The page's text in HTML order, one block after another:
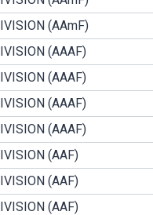
(AAmF)
(AAAF)
(AAAF)
(AAAF)
(AAAF)
(AAF)
(AAF)
(AAF)